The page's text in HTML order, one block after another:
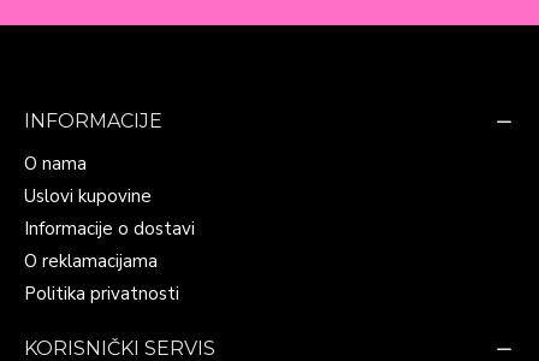
INFORMACIJE
O nama
Uslovi kupovine
Informacije o dostavi
O reklamacijama
Politika privatnosti
KORISNIČKI SERVIS